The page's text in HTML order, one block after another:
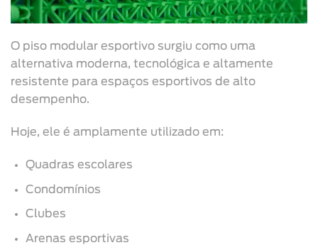
O piso modular esportivo surgiu como uma
alternativa moderna, tecnológica e altamente
resistente para espaços esportivos de alto
desempenho.
Hoje, ele é amplamente utilizado em:
Quadras escolares
Condomínios
Clubes
Arenas esportivas